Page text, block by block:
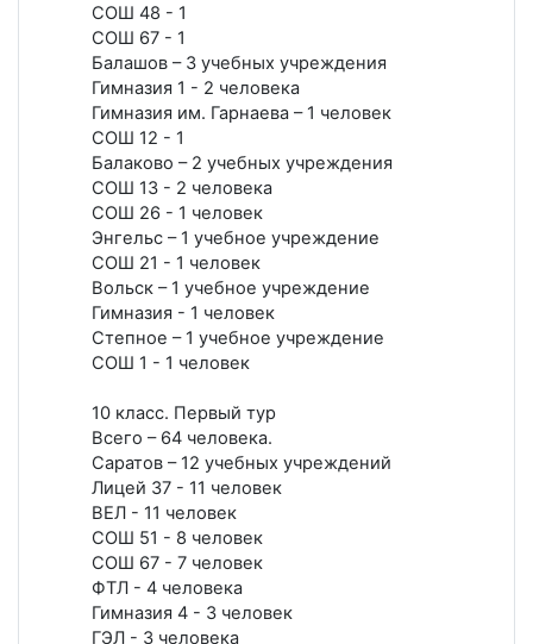
СОШ 48 - 1
СОШ 67 - 1
Балашов – 3 учебных учреждения
Гимназия 1 - 2 человека
Гимназия им. Гарнаева – 1 человек
СОШ 12 - 1
Балаково – 2 учебных учреждения
СОШ 13 - 2 человека
СОШ 26 - 1 человек
Энгельс – 1 учебное учреждение
СОШ 21 - 1 человек
Вольск – 1 учебное учреждение
Гимназия - 1 человек
Степное – 1 учебное учреждение
СОШ 1 - 1 человек
10 класс. Первый тур
Всего – 64 человека.
Саратов – 12 учебных учреждений
Лицей 37 - 11 человек
ВЕЛ - 11 человек
СОШ 51 - 8 человек
СОШ 67 - 7 человек
ФТЛ - 4 человека
Гимназия 4 - 3 человек
ГЭЛ - 3 человека